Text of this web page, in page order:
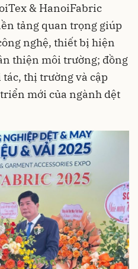
& HanoiFabric
tảng quan trọng giúp
nghệ, thiết bị hiện
thiện môi trường; đồng
thị trường và cập
mới của ngành dệt